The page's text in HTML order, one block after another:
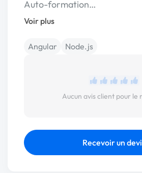
Auto-formation…
Voir plus
Angular Node.js
Aucun avis client pour le
Recevoir un